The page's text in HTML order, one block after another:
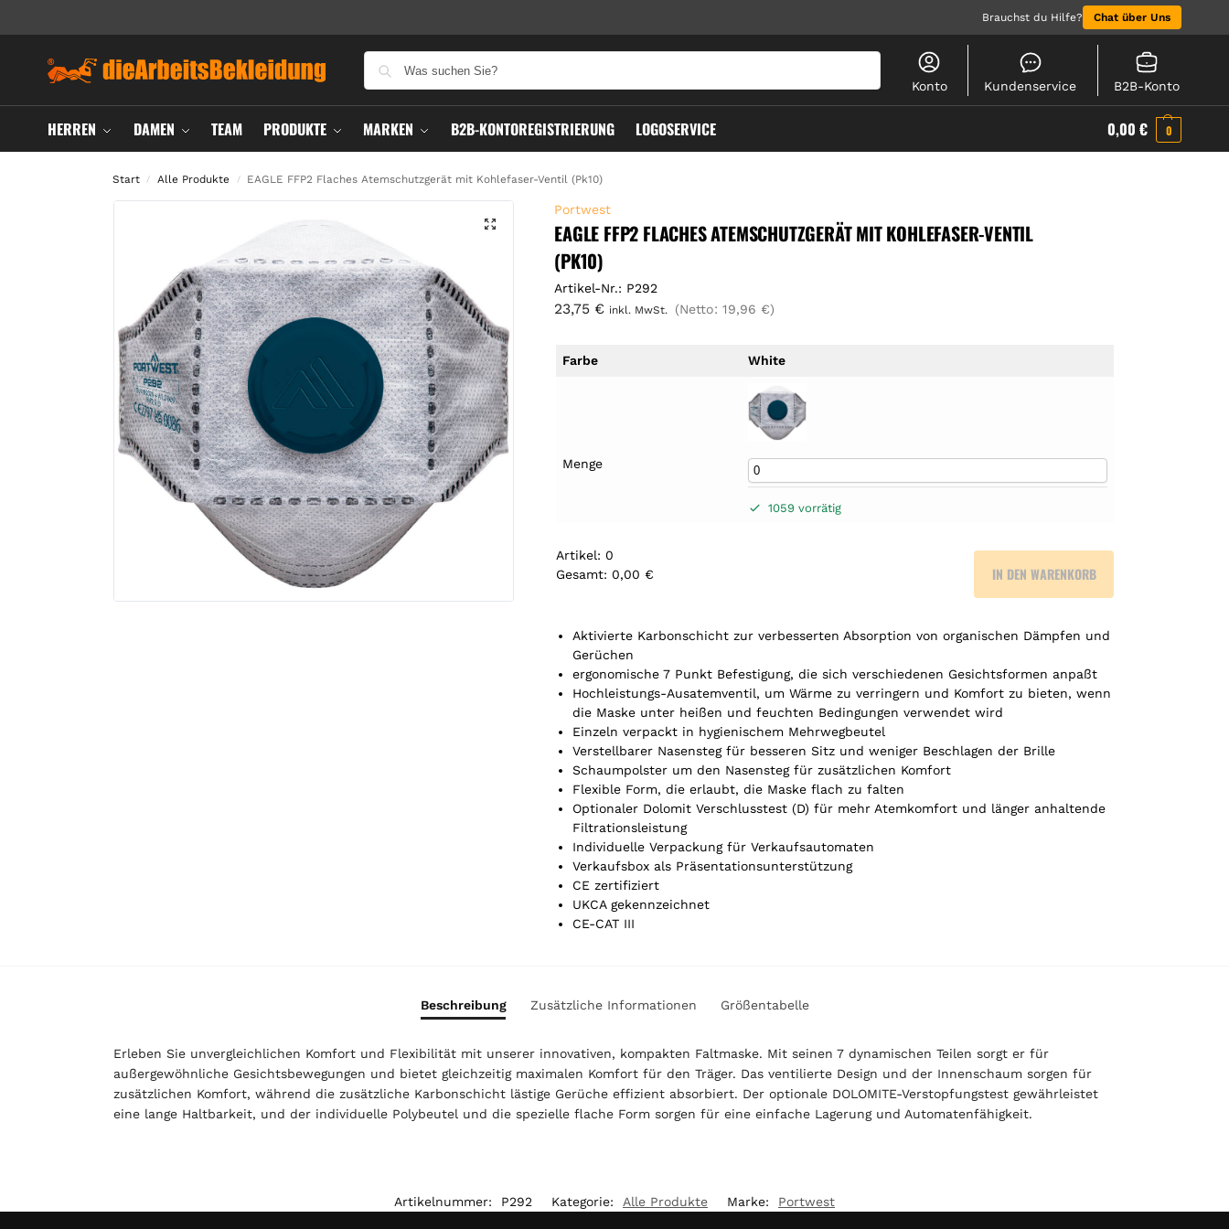
Brauchst du Hilfe? Chat über Uns
Konto Kundenservice B2B-Konto
HERREN DAMEN TEAM PRODUKTE MARKEN B2B-KONTOREGISTRIERUNG LOGOSERVICE 0,00 € 0
Start / Alle Produkte / EAGLE FFP2 Flaches Atemschutzgerät mit Kohlefaser-Ventil (Pk10)
Portwest
EAGLE FFP2 FLACHES ATEMSCHUTZGERÄT MIT KOHLEFASER-VENTIL
(PK10)
Artikel-Nr.: P292
23,75 € inkl. MwSt. (Netto:19,96 €)
Farbe White
Menge
1059 vorrätig
Artikel: 0
Gesamt: 0,00 €
r
i
k
l
.
Y
o
u
t
o
t
a
l
,
€
IN DEN WARENKORB
Aktivierte Karbonschicht zur verbesserten Absorption von organischen Dämpfen und
Gerüchen
ergonomische 7 Punkt Befestigung, die sich verschiedenen Gesichtsformen anpaßt
Hochleistungs-Ausatemventil, um Wärme zu verringern und Komfort zu bieten, wenn
die Maske unter heißen und feuchten Bedingungen verwendet wird
Einzeln verpackt in hygienischem Mehrwegbeutel
Verstellbarer Nasensteg für besseren Sitz und weniger Beschlagen der Brille
Schaumpolster um den Nasensteg für zusätzlichen Komfort
Flexible Form, die erlaubt, die Maske flach zu falten
Optionaler Dolomit Verschlusstest (D) für mehr Atemkomfort und länger anhaltende
Filtrationsleistung
Individuelle Verpackung für Verkaufsautomaten
Verkaufsbox als Präsentationsunterstützung
CE zertifiziert
UKCA gekennzeichnet
CE-CAT III
Beschreibung Zusätzliche Informationen Größentabelle
Erleben Sie unvergleichlichen Komfort und Flexibilität mit unserer innovativen, kompakten Faltmaske. Mit seinen 7 dynamischen Teilen sorgt er für
außergewöhnliche Gesichtsbewegungen und bietet gleichzeitig maximalen Komfort für den Träger. Das ventilierte Design und der Innenschaum sorgen für
zusätzlichen Komfort, während die zusätzliche Karbonschicht lästige Gerüche effizient absorbiert. Der optionale DOLOMITE-Verstopfungstest gewährleistet
eine lange Haltbarkeit, und der individuelle Polybeutel und die spezielle flache Form sorgen für eine einfache Lagerung und Automatenfähigkeit.
Artikelnummer: P292 Kategorie: Alle Produkte Marke: Portwest